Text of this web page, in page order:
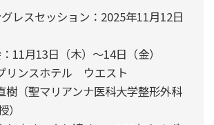
レスセッション：2025年11月12日
11月13日（木）～14日（金）
リンスホテル ウエスト
（聖マリアンナ医科大学整形外科